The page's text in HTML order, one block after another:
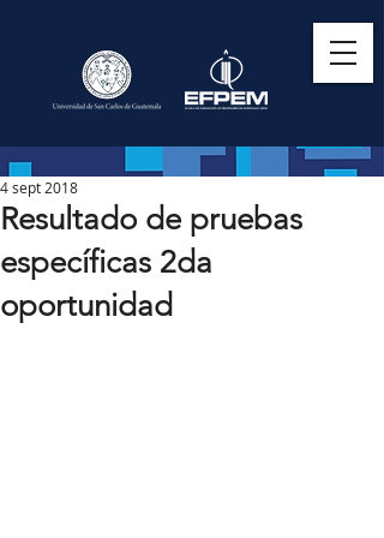
Resultado de pruebas
específicas 2da
oportunidad
4 sept 2018